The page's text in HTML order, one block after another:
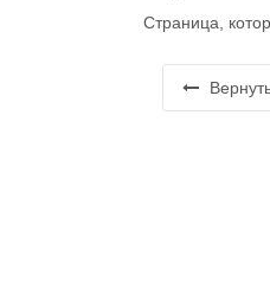
Страница,